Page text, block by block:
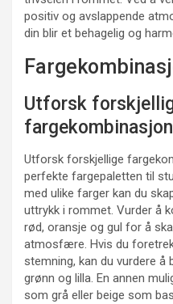
positiv og avslappende
din blir et behagelig og
Utforsk
Utforsk forskjellige
perfekte fargepaletten til
med ulike farger kan du
uttrykk i rommet. Vurder å
rød, oransje og gul for å
atmosfære. Hvis du
stemning, kan du vurdere å
grønn og lilla. En annen
som grå eller beige som